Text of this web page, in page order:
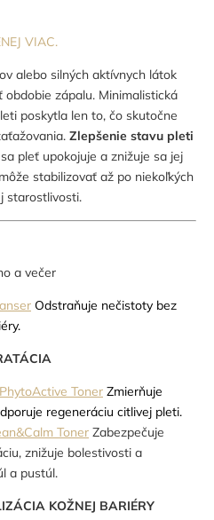
VIAC.
alebo silných aktívnych látok
zápalu. Minimalistická
poskytla len to, čo skutočne
Zlepšenie stavu pleti
pleť upokojuje a znižuje sa jej
stabilizovať až po niekoľkých
starostlivosti.
a večer
Odstraňuje nečistoty bez
Toner Zmierňuje
regeneráciu citlivej pleti.
Toner Zabezpečuje
znižuje bolestivosti a
a pustúl.
KOŽNEJ BARIÉRY